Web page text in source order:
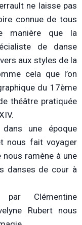
ne laisse pas
connue de tous
manière que la
de danse
aux styles de la
cela que l’on
du 17ème
théâtre pratiquée
une époque
nous fait voyager
ramène à une
danses de cour à
par Clémentine
Rubert nous